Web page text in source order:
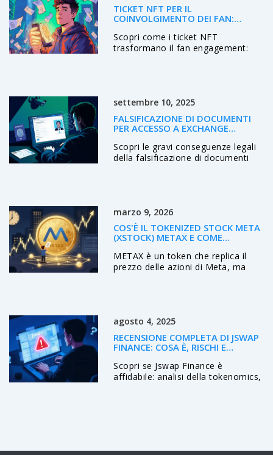
TICKET NFT PER IL
COINVOLGIMENTO DEI FAN:
Scopri come i ticket NFT
trasformano il fan engagement:
settembre 10, 2025
FALSIFICAZIONE DI DOCUMENTI
PER ACCESSO A EXCHANGE
Scopri le gravi conseguenze legali
della falsificazione di documenti
marzo 9, 2026
COS'È IL TOKENIZED STOCK META
(XSTOCK) METAX E COME
METAX è un token che replica il
prezzo delle azioni di Meta, ma
regolatori e nessuna protezione
legale.
agosto 4, 2025
RECENSIONE COMPLETA DI JSWAP
FINANCE: COSA È, RISCHI E
Scopri se Jswap Finance è
affidabile: analisi della tokenomics,